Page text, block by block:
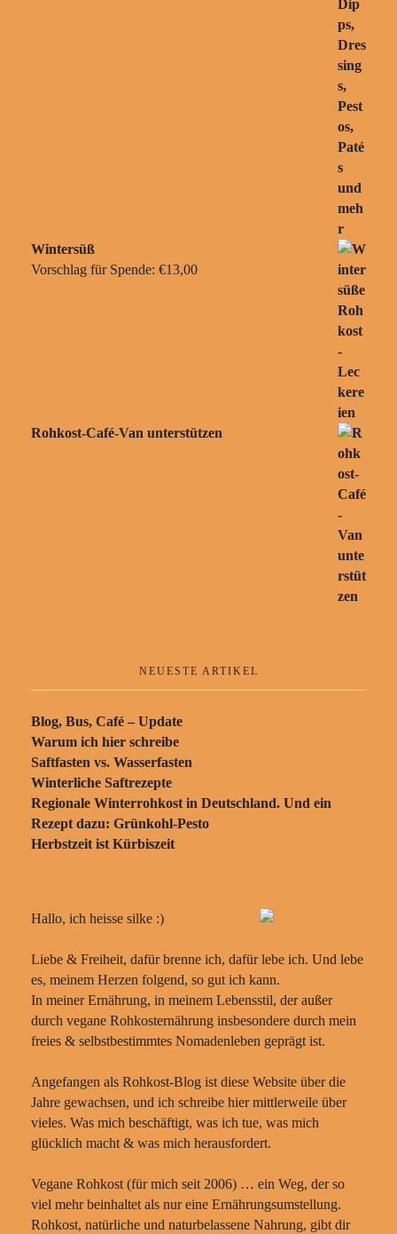
Wintersüß
Vorschlag für Spende: €13,00
Rohkost-Café-Van unterstützen
NEUESTE ARTIKEL
Blog, Bus, Café – Update
Warum ich hier schreibe
Saftfasten vs. Wasserfasten
Winterliche Saftrezepte
Regionale Winterrohkost in Deutschland. Und ein
Rezept dazu: Grünkohl-Pesto
Herbstzeit ist Kürbiszeit
Hallo, ich heisse silke :)
Liebe & Freiheit, dafür brenne ich, dafür lebe ich. Und lebe
es, meinem Herzen folgend, so gut ich kann.
In meiner Ernährung, in meinem Lebensstil, der außer
durch vegane Rohkosternährung insbesondere durch mein
freies & selbstbestimmtes Nomadenleben geprägt ist.
Angefangen als Rohkost-Blog ist diese Website über die
Jahre gewachsen, und ich schreibe hier mittlerweile über
vieles. Was mich beschäftigt, was ich tue, was mich
glücklich macht & was mich herausfordert.
Vegane Rohkost (für mich seit 2006) … ein Weg, der so
viel mehr beinhaltet als nur eine Ernährungsumstellung.
Rohkost, natürliche und naturbelassene Nahrung, gibt dir